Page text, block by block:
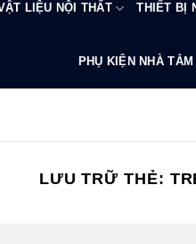
LIỆU NỘI THẤT THIẾT BỊ
PHỤ KIỆN NHÀ TẮM
LƯU TRỮ THẺ: